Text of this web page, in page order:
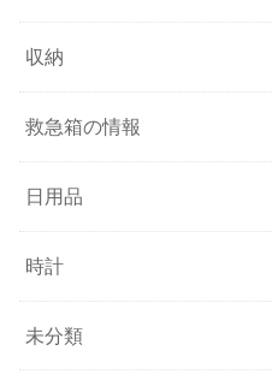
収納
救急箱の情報
日用品
時計
未分類